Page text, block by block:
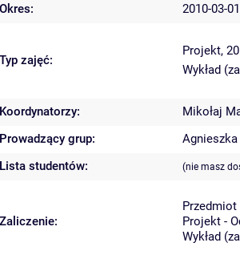
Okres: 2010-03-
Typ zajęć:
Projekt,
Wykład
Koordynatorzy:
Mikołaj
Prowadzący grup:
Lista studentów:
(nie masz
Zaliczenie:
Przedmiot
Projekt -
Wykład